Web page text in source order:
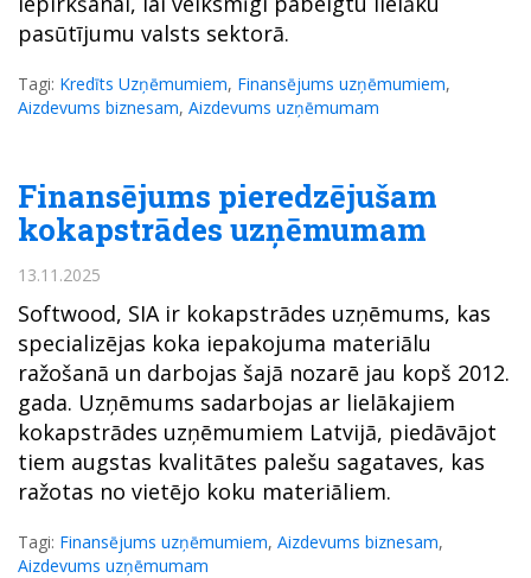
pasūtījumu valsts sektorā.
Tagi: Kredīts Uzņēmumiem, Finansējums uzņēmumiem,
Aizdevums biznesam, Aizdevums uzņēmumam
Finansējums pieredzējušam
kokapstrādes uzņēmumam
13.11.2025
Softwood, SIA ir kokapstrādes uzņēmums, kas
specializējas koka iepakojuma materiālu
ražošanā un darbojas šajā nozarē jau kopš 2012.
gada. Uzņēmums sadarbojas ar lielākajiem
kokapstrādes uzņēmumiem Latvijā, piedāvājot
tiem augstas kvalitātes palešu sagataves, kas
ražotas no vietējo koku materiāliem.
Tagi: Finansējums uzņēmumiem, Aizdevums biznesam,
Aizdevums uzņēmumam